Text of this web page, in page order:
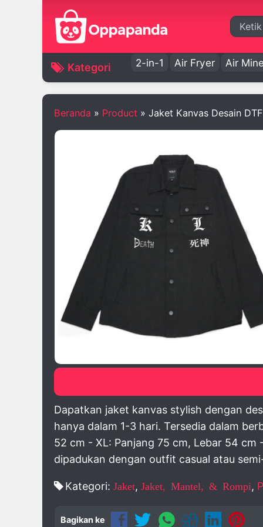
Cari
Kategori 2-in-1 Air Fryer Air
Beranda » Product » Jaket Kanvas Desain
Dapatkan jaket kanvas stylish dengan
hanya dalam 1-3 hari. Tersedia dalam
52 cm - XL: Panjang 75 cm, Lebar 54
dipadukan dengan outfit casual atau
Kategori: Jaket, Jaket, Mantel, & Rompi,
Bagikan ke